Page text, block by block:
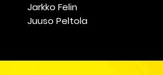
Jarkko Felin
Juuso Peltola